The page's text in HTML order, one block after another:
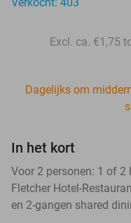
Excl. ca. €1,75
Dagelijks om
In het kort
Voor 2 personen: 1 of
Fletcher Hotel-
en 2-gangen shared